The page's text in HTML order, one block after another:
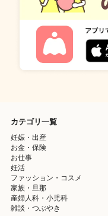
カテゴリ一覧
妊娠・出産
お金・保険
お仕事
妊活
ファッション・コスメ
家族・旦那
産婦人科・小児科
雑談・つぶやき